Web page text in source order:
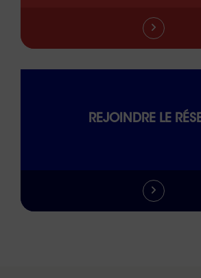
REJOINDRE LE